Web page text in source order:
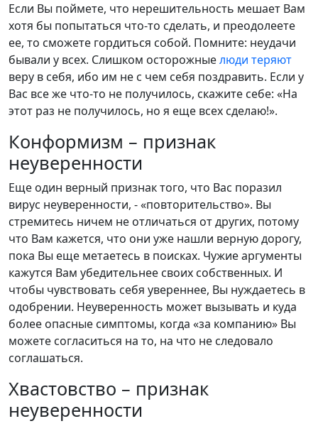
Если Вы поймете, что нерешительность мешает Вам
хотя бы попытаться что-то сделать, и преодолеете
ее, то сможете гордиться собой. Помните: неудачи
бывали у всех. Слишком осторожныелюди теряют
веру в себя, ибо им не с чем себя поздравить. Если у
Вас все же что-то не получилось, скажите себе: «На
этот раз не получилось, но я еще всех сделаю!».
Конформизм – признак
неуверенности
Еще один верный признак того, что Вас поразил
вирус неуверенности, - «повторительство». Вы
стремитесь ничем не отличаться от других, потому
что Вам кажется, что они уже нашли верную дорогу,
пока Вы еще метаетесь в поисках. Чужие аргументы
кажутся Вам убедительнее своих собственных. И
чтобы чувствовать себя увереннее, Вы нуждаетесь в
одобрении. Неуверенность может вызывать и куда
более опасные симптомы, когда «за компанию» Вы
можете согласиться на то, на что не следовало
соглашаться.
Хвастовство – признак
неуверенности